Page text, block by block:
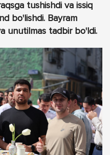
tushishdi va issiq
bo'lishdi. Bayram
unutilmas tadbir bo'ldi.